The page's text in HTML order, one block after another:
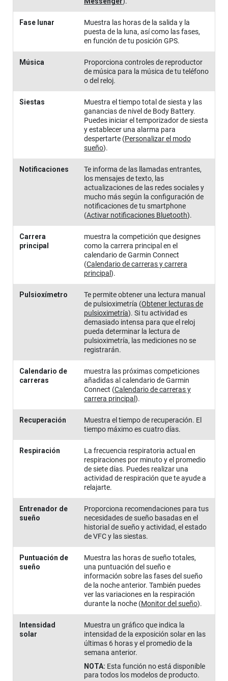
Fase lunar
Muestra las horas de la salida y la
puesta de la luna, así como las fases,
en función de tu posición GPS.
Música
Proporciona controles de reproductor
de música para la música de tu teléfono
o del reloj.
Siestas
Muestra el tiempo total de siesta y las
ganancias de nivel de Body Battery.
Puedes iniciar el temporizador de siesta
y establecer una alarma para
despertarte (Personalizar el modo
sueño).
Notificaciones
Te informa de las llamadas entrantes,
los mensajes de texto, las
actualizaciones de las redes sociales y
mucho más según la configuración de
notificaciones de tu smartphone
(Activar notificaciones Bluetooth).
Carrera
principal
muestra la competición que designes
como la carrera principal en el
calendario de Garmin Connect
(Calendario de carreras y carrera
principal ).
Pulsioxímetro
Te permite obtener una lectura manual
de pulsioximetría (Obtener lecturas de
pulsioximetría). Si tu actividad es
demasiado intensa para que el reloj
pueda determinar la lectura de
pulsioximetría, las mediciones no se
registrarán.
Calendario de
carreras
muestra las próximas competiciones
añadidas al calendario de Garmin
Connect (Calendario de carreras y
carrera principal ).
Recuperación
Muestra el tiempo de recuperación. El
tiempo máximo es cuatro días.
Respiración
La frecuencia respiratoria actual en
respiraciones por minuto y el promedio
de siete días. Puedes realizar una
actividad de respiración que te ayude a
relajarte.
Entrenador de
sueño
Proporciona recomendaciones para tus
necesidades de sueño basadas en el
historial de sueño y actividad, el estado
de VFC y las siestas.
Puntuación de
sueño
Muestra las horas de sueño totales,
una puntuación del sueño e
información sobre las fases del sueño
de la noche anterior. También puedes
ver las variaciones en la respiración
durante la noche (Monitor del sueño).
Intensidad
solar
Muestra un gráfico que indica la
intensidad de la exposición solar en las
últimas 6 horas y el promedio de la
semana anterior.
NOTA: Esta función no está disponible
para todos los modelos de producto.